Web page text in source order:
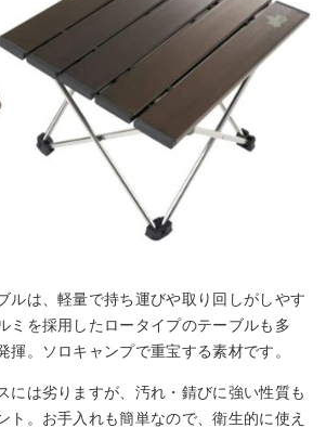
ルは、軽量で持ち運びや取り回しがしやす
ミを採用したロータイプのテーブルも多
揮。ソロキャンプで重宝する素材です。
には劣りますが、汚れ・錆びに強い性質も
ト。お手入れも簡単なので、衛生的に使え